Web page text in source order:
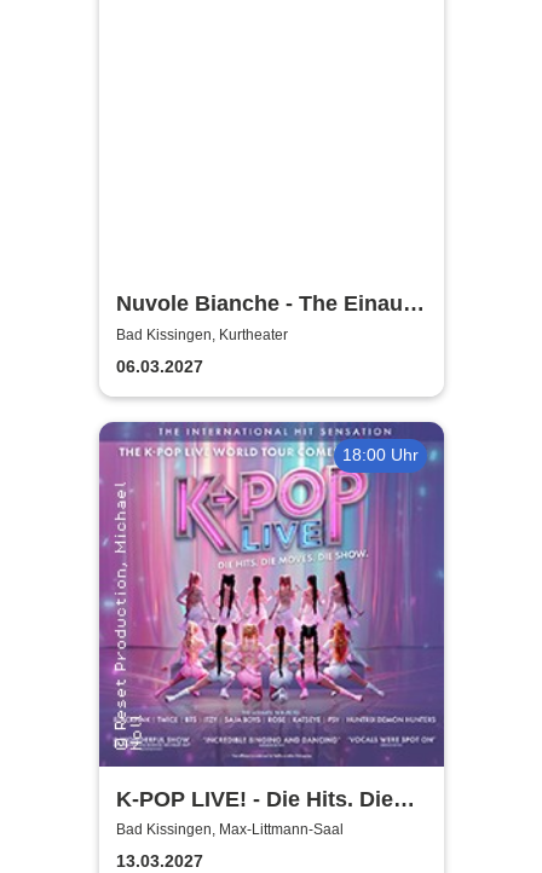
Nuvole Bianche - The Einaudi
Experience - Original Tribute
from Italy
Bad Kissingen, Kurtheater
06.03.2027
18:00 Uhr
K-POP LIVE! - Die Hits. Die
Moves. Die Show.
Bad Kissingen, Max-Littmann-Saal
13.03.2027